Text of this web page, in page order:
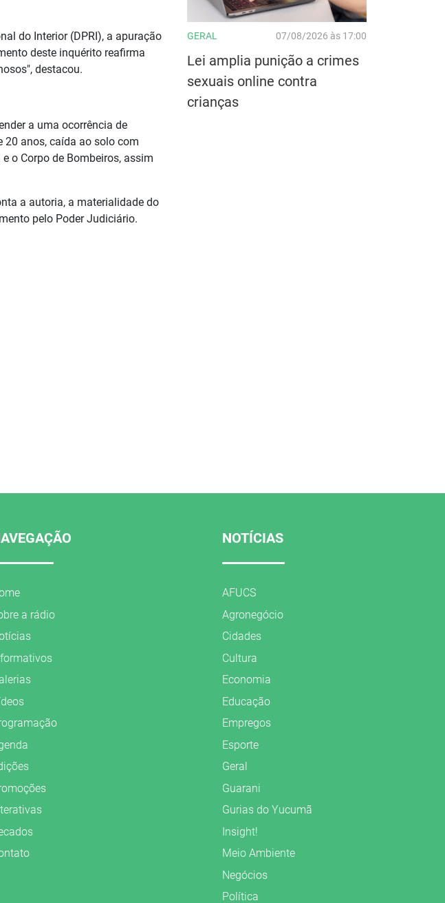
do Interior (DPRI), a apuração
deste inquérito reafirma
destacou.
a uma ocorrência de
20 anos, caída ao solo com
o Corpo de Bombeiros, assim
a autoria, a materialidade do
pelo Poder Judiciário.
GERAL 07/08/2026 às 17:00
Lei amplia punição a crimes
sexuais online contra
crianças
a rádio
NOTÍCIAS
AFUCS
Agronegócio
Cidades
Cultura
Economia
Educação
Empregos
Esporte
Geral
Guarani
Gurias do Yucumã
Insight!
Meio Ambiente
Negócios
Política